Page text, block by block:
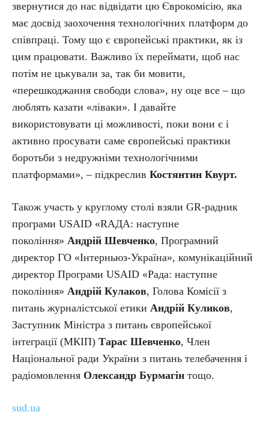
звернутися до нас відвідати цю Єврокомісію, яка
має досвід заохочення технологічних платформ до
співпраці. Тому що є європейські практики, як із
цим працювати. Важливо їх переймати, щоб нас
потім не цькували за, так би мовити,
«перешкоджання свободи слова», ну оце все – що
люблять казати «ліваки». І давайте
використовувати ці можливості, поки вони є і
активно просувати саме європейські практики
боротьби з недружніми технологічними
платформами», – підкреслив Костянтин Квурт.
Також участь у круглому столі взяли GR-радник
програми USAID «RАДА: наступне
покоління» Андрій Шевченко, Програмний
директор ГО «Інтерньюз-Україна», комунікаційний
директор Програми USAID «Рада: наступне
покоління» Андрій Кулаков, Голова Комісії з
питань журналістської етики Андрій Куликов,
Заступник Міністра з питань європейської
інтеграції (МКІП) Тарас Шевченко, Член
Національної ради України з питань телебачення і
радіомовлення Олександр Бурмагін тощо.
sud.ua